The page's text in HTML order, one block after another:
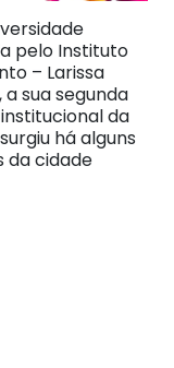
pelo Instituto
– Larissa
a sua segunda
da
há alguns
da cidade